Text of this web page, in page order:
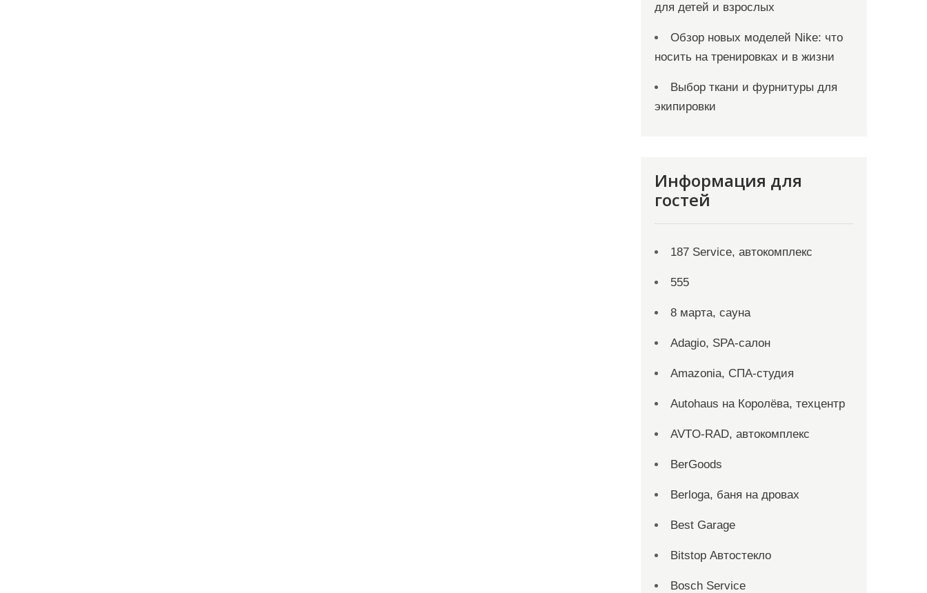
для детей и взрослых
Обзор новых моделей Nike: что
носить на тренировках и в жизни
Выбор ткани и фурнитуры для
экипировки
Информация для
гостей
187 Service, автокомплекс
555
8 марта, сауна
Adagio, SPA-салон
Amazonia, СПА-студия
Autohaus на Королёва, техцентр
AVTO-RAD, автокомплекс
BerGoods
Berloga, баня на дровах
Best Garage
Bitstop Автостекло
Bosch Service